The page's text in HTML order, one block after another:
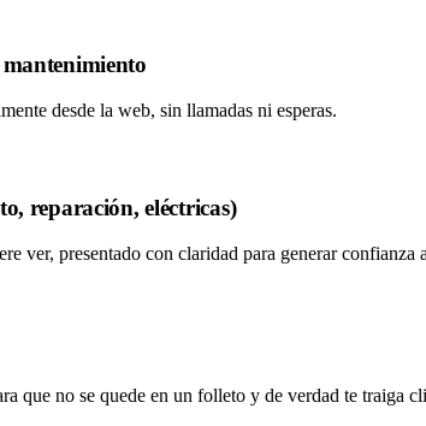
desde la web, sin llamadas ni esperas.
reparación, eléctricas)
ver, presentado con claridad para generar confianza
que no se quede en un folleto y de verdad te traiga